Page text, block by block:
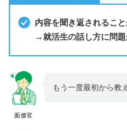
内容を聞き返されるこ
→就活生の話し方に問題
面接官
もう一度最初から教